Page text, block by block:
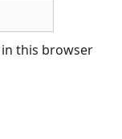
in this browser